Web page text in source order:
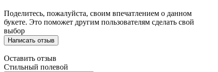
Поделитесь, пожалуйста, своим впечатлением о данном
букете. Это поможет другим пользователям сделать свой
выбор
Написать отзыв
Оставить отзыв
Стильный полевой